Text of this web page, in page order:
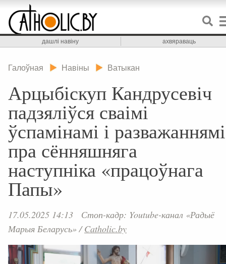
дашлі навіну ахвяраваць
Галоўная Навіны Ватыкан
Арцыбіскуп Кандрусевіч
падзяліўся сваімі
ўспамінамі і разважаннямі
пра сённяшняга
наступніка «працоўнага
Папы»
17.05.2025 14:13
Стоп-кадр: Youtube-канал «Радыё
Марыя Беларусь» /Catholic.by